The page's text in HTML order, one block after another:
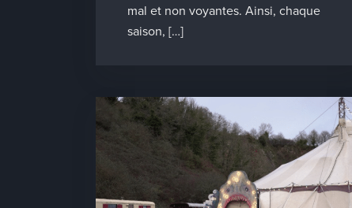
mal et non voyantes. Ainsi, chaque
saison, […]